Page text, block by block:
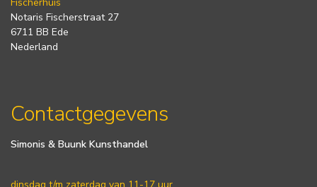
Notaris Fischerstraat 27
6711 BB Ede
Nederland
Contactgegevens
Simonis & Buunk Kunsthandel